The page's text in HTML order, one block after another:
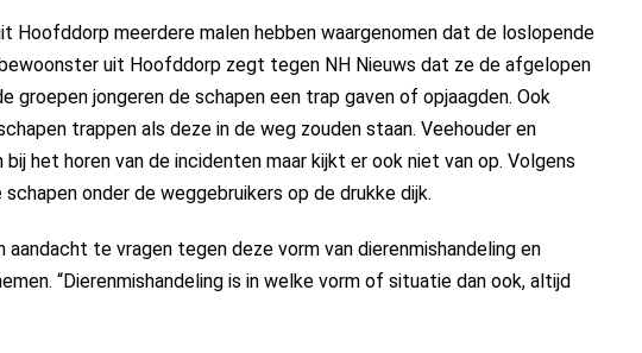
Hoofddorp meerdere malen hebben waargenomen dat de loslopende
uit Hoofddorp zegt tegen NH Nieuws dat ze de afgelopen
jongeren de schapen een trap gaven of opjaagden. Ook
trappen als deze in de weg zouden staan. Veehouder en
het horen van de incidenten maar kijkt er ook niet van op. Volgens
onder de weggebruikers op de drukke dijk.
te vragen tegen deze vorm van dierenmishandeling en
“Dierenmishandeling is in welke vorm of situatie dan ook, altijd